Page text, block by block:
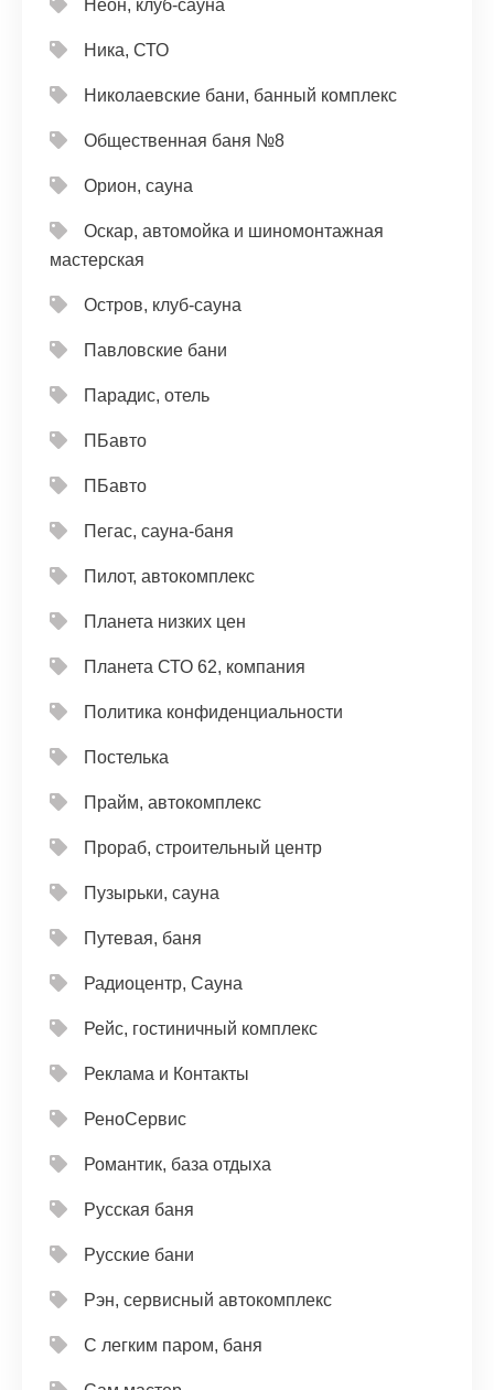
Неон, клуб-сауна
Ника, СТО
Николаевские бани, банный комплекс
Общественная баня №8
Орион, сауна
Оскар, автомойка и шиномонтажная
мастерская
Остров, клуб-сауна
Павловские бани
Парадис, отель
ПБавто
ПБавто
Пегас, сауна-баня
Пилот, автокомплекс
Планета низких цен
Планета СТО 62, компания
Политика конфиденциальности
Постелька
Прайм, автокомплекс
Прораб, строительный центр
Пузырьки, сауна
Путевая, баня
Радиоцентр, Сауна
Рейс, гостиничный комплекс
Реклама и Контакты
РеноСервис
Романтик, база отдыха
Русская баня
Русские бани
Рэн, сервисный автокомплекс
С легким паром, баня